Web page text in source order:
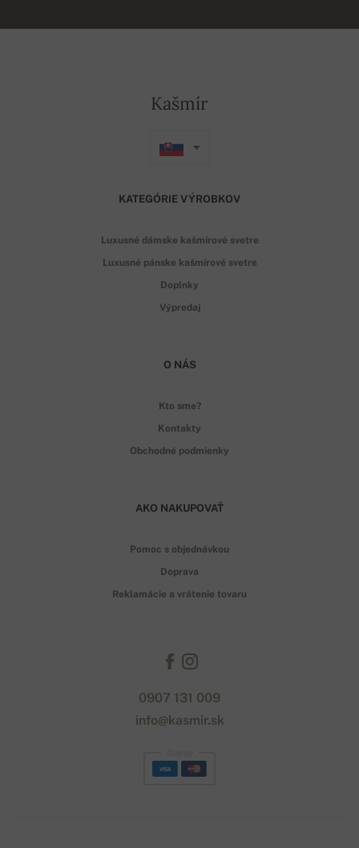
Kašmír
KATEGÓRIE VÝROBKOV
Luxusné dámske kašmírové svetre
Luxusné pánske kašmírové svetre
Doplnky
Výpredaj
O NÁS
Kto sme?
Kontakty
Obchodné podmienky
AKO NAKUPOVAŤ
Pomoc s objednávkou
Doprava
Reklamácie a vrátenie tovaru
0907 131 009
info@kasmir.sk